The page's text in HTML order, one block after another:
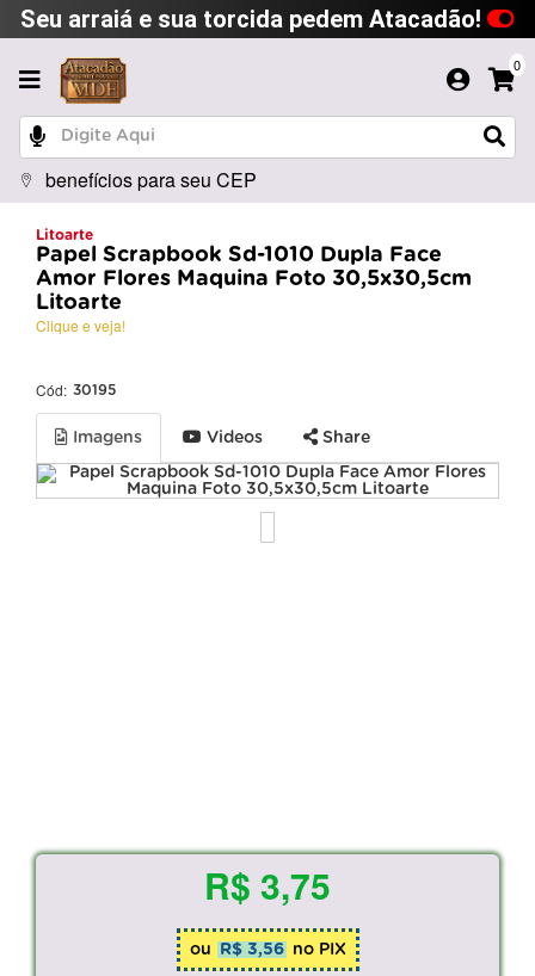
Seu arraiá e sua torcida pedem Atacadão!
0
benefícios para seu CEP
Litoarte
Papel Scrapbook Sd-1010 Dupla Face
Amor Flores Maquina Foto 30,5x30,5cm
Litoarte
Clique e veja!
Cód: 30195
Imagens Videos Share
R$ 3,75
ou R$ 3,56 no PIX